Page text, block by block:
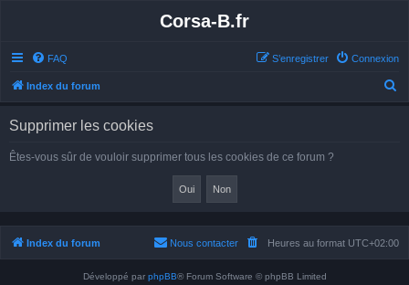
Corsa-B.fr
FAQ Connexion
S’enregistrer
Index du forum
e
Supprimer les cookies
Êtes-vous sûr de vouloir supprimer tous les cookies de ce forum ?
Index du forum Heures au format UTC+02:00
Nous contacter
Développé par phpBB® Forum Software © phpBB Limited